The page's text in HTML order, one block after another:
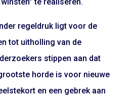
regeldruk ligt voor de
tot uitholling van de
stippen aan dat
horde is voor nieuwe
en een gebrek aan